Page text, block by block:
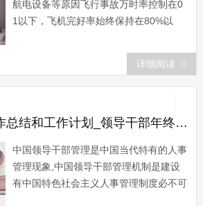
航电设备等原因飞行事故万时率控制在0
1以下，飞机完好率始终保持在80%以
结，希望能够帮助到大家。机务年终总结
篇一 我作为机务段设备车间综合组的
一名工长，在车间领导的正确领导和关怀
下、在班组员工的协同帮助下，在工作
中，充分发...
详细阅读
行政经理年终工作总结和工作计划_领导干部年终工作总结和工作计划
中国领导干部管理是中国当代特有的人事
管理现象,中国领导干部管理机制是建设
有中国特色社会主义人事管理制度必不可